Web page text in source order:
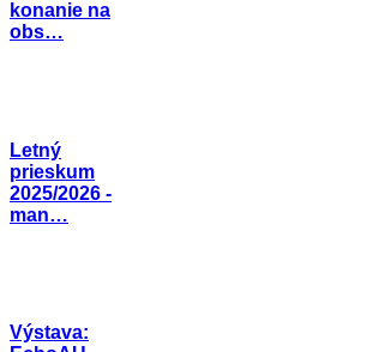
konanie na
obs…
Letný
prieskum
2025/2026 -
man…
Výstava: